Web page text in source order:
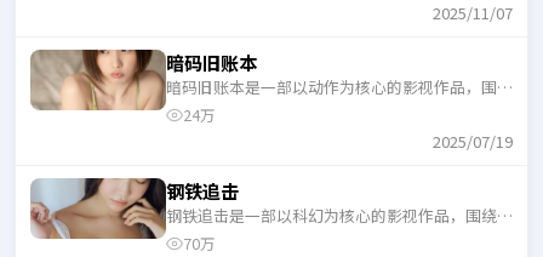
2025/11/07
暗码旧账本
暗码旧账本是一部以动作为核心的影视作品，围绕
危机、反转与人物成长展开，整体节奏紧凑，适合
24万
2025/07/19
钢铁追击
钢铁追击是一部以科幻为核心的影视作品，围绕危
机、反转与人物成长展开，整体节奏紧凑，适合一
70万